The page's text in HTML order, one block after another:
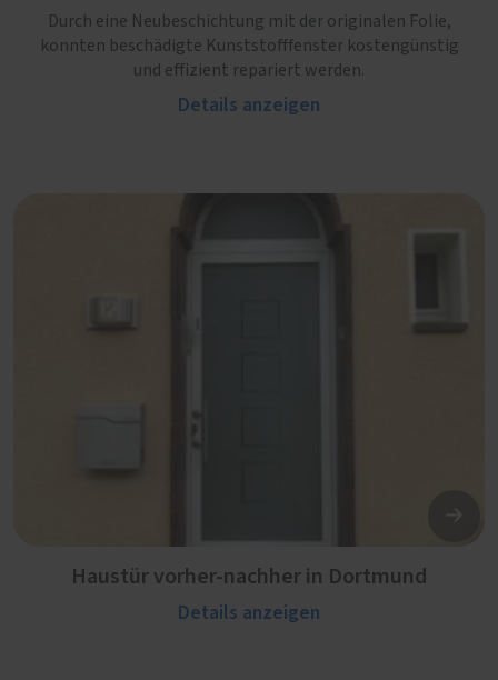
Durch eine Neubeschichtung mit der originalen Folie,
konnten beschädigte Kunststofffenster kostengünstig
und effizient repariert werden.
Details anzeigen
Haustür vorher-nachher in Dortmund
Details anzeigen